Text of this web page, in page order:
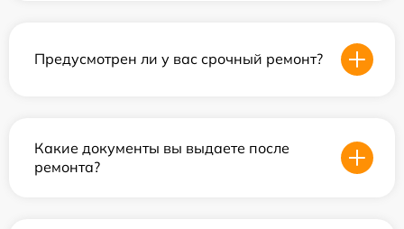
Предусмотрен ли у вас срочный ремонт?
Какие документы вы выдаете после
ремонта?